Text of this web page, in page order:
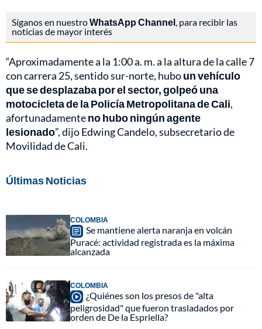
Síganos en nuestroWhatsApp Channel , para recibir las
noticias de mayor interés
“Aproximadamente a la 1:00 a. m. a la altura de la calle 7
con carrera 25, sentido sur-norte, huboun vehículo
que se desplazaba por el sector, golpeó una
motocicleta de la Policía Metropolitana de Cali,
afortunadamenteno hubo ningún agente
lesionado”, dijo Edwing Candelo, subsecretario de
Movilidad de Cali.
Últimas Noticias
COLOMBIA
Se mantiene alerta naranja en volcán
Puracé: actividad registrada es la máxima
alcanzada
COLOMBIA
¿Quiénes son los presos de "alta
peligrosidad" que fueron trasladados por
orden de De la Espriella?